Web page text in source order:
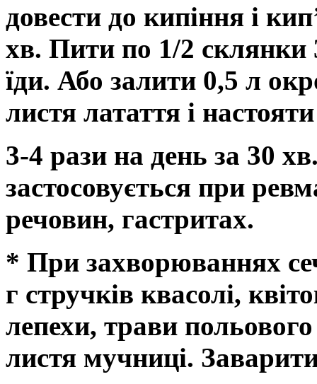
довести до кипіння і
хв. Пити по 1/2 склянки
їди. Або залити 0,5 л
листя латаття і
3-4 рази на день за 30
застосовується при
речовин, гастритах.
* При захворюваннях
г стручків квасолі,
лепехи, трави
листя мучниці.